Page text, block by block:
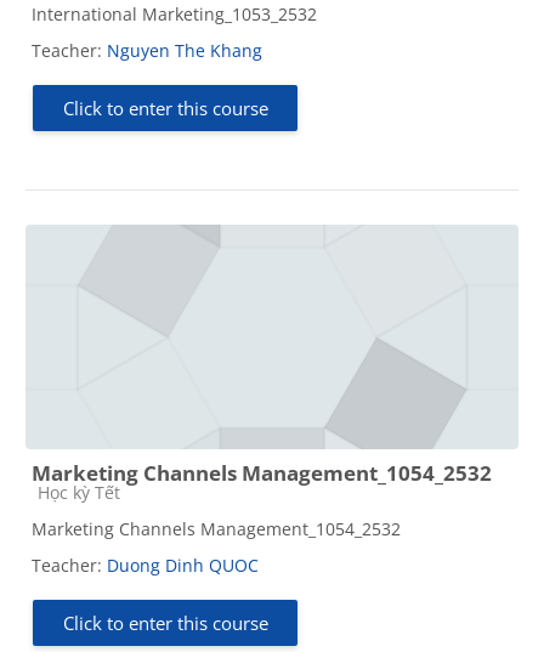
International Marketing_1053_2532
Teacher: Nguyen The Khang
Click to enter this course
Marketing Channels Management_1054_2532
Course category
Học kỳ Tết
Marketing Channels Management_1054_2532
Teacher: Duong Dinh QUOC
Click to enter this course